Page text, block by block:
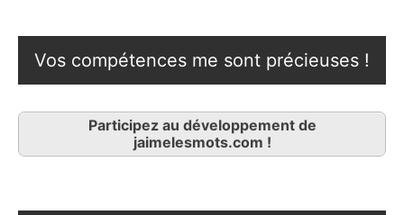
Vos compétences me sont précieuses !
Participez au développement de
jaimelesmots.com !